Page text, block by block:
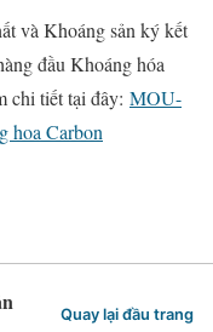
và Khoáng sản ký kết
đầu Khoáng hóa
chi tiết tại đây: MOU-
hoa Carbon
Quay lại đầu trang